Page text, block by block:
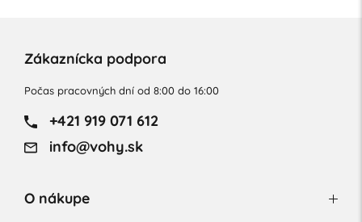
Zákaznícka podpora
Počas pracovných dní od 8:00 do 16:00
+421 919 071 612
info@vohy.sk
O nákupe